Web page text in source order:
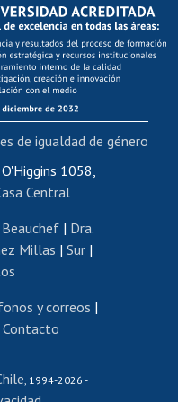
os
interna
os
de títulos
Estudiantil
1058,
Central
Beauchef| Dra.
Millas | Sur |
y correos |
Contacto
, 1994-2026 -
de igualdad de género